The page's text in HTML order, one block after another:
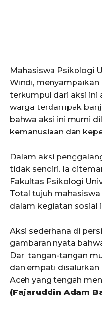
Mahasiswa Psikologi
Windi, menyampaikan
terkumpul dari aksi ini
warga terdampak
bahwa aksi ini murni
kemanusiaan dan
Dalam aksi
tidak sendiri. Ia
Fakultas Psikologi
Total tujuh
dalam kegiatan sosial
Aksi sederhana di
gambaran nyata
Dari tangan-tangan
dan empati disalurkan
Aceh yang tengah
(Fajaruddin Adam